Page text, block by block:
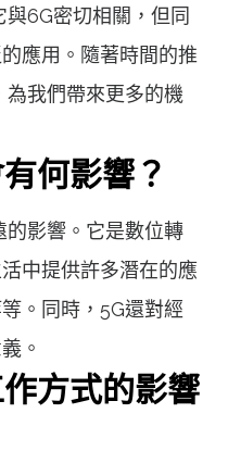
6G密切相關，但同
應用。隨著時間的推
我們帶來更多的機
何影響？
的影響。它是數位轉
中提供許多潛在的應
。同時，5G還對經
。
方式的影響